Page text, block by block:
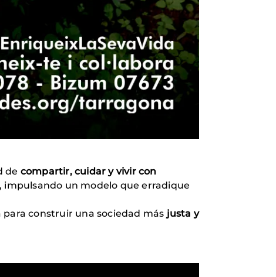
de compartir, cuidar y vivir con
impulsando un modelo que erradique
construir una sociedad más justa y